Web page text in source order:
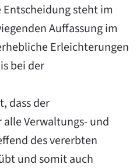
Entscheidung steht im
Auffassung im
Erleichterungen
bei der
dass der
Verwaltungs- und
des vererbten
und somit auch